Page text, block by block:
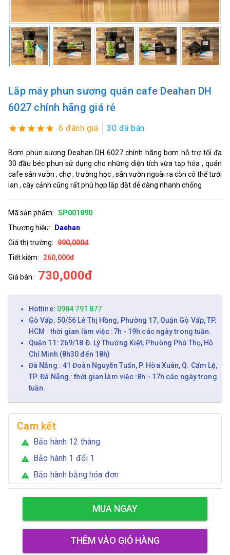
Lắp máy phun sương quán cafe Deahan DH
6027 chính hãng giá rẻ
6 đánh giá 30 đã bán
Bơm phun sương Deahan DH 6027 chính hãng bơm hỗ trợ tối đa
30 đầu béc phun sử dụng cho những diện tích vừa tạp hóa , quán
cafe sân vườn , chợ , trường học , sân vườn ngoài ra còn có thể tưới
lan , cây cảnh cũng rất phù hợp lắp đặt dễ dàng nhanh chống
Mã sản phẩm: SP001890
Thương hiệu:
Daehan
Giá thị trường: 990,000đ
Tiết kiệm:
260,000đ
Giá bán: 730,000đ
Hotline: 0984 791 877
Gò Vấp: 50/56 Lê Thị Hồng, Phường 17, Quận Gò Vấp, TP.
HCM : thời gian làm việc :7h - 19h các ngày trong tuần.
Quận 11: 269/18 Đ. Lý Thường Kiệt, Phường Phú Thọ, Hồ
Chí Minh (8h30 đến 18h)
Đà Nẵng : 41 Đoàn Nguyễn Tuấn, P. Hòa Xuân, Q. Cẩm Lệ,
TP. Đà Nẵng : thời gian làm việc :8h - 17h các ngày trong
tuần.
Cam kết
warning Bảo hành 12 tháng
warning Bảo hành 1 đổi 1
warning Bảo hành bằng hóa đơn
MUA NGAY
THÊM VÀO GIỎ HÀNG